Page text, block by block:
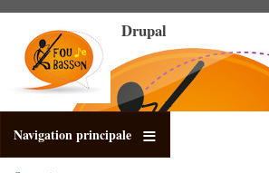
Inhalt
Drupal
Navigation principale